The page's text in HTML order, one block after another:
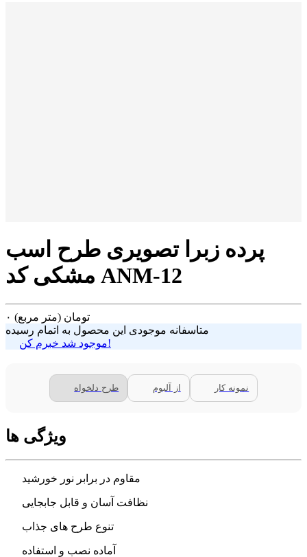
پرده زبرا تصویری طرح اسب
مشکی کد ANM-12
۰ تومان (متر مربع)
متاسفانه موجودی این محصول به اتمام رسیده
موجود شد خبرم کن!
طرح دلخواه از آلبوم نمونه کار
ویژگی ها
مقاوم در برابر نور خورشید
نظافت آسان و قابل جابجایی
تنوع طرح های جذاب
آماده نصب و استفاده